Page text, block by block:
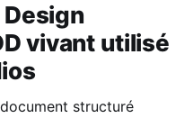
Design
vivant utilisé
structuré